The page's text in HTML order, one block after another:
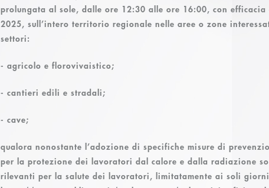
prolungata al sole, dalle ore 12:30 alle ore 16:00, con efficacia
2025, sull’intero territorio regionale nelle aree o zone
settori:
- agricolo e florovivaistico;
- cantieri edili e stradali;
- cave;
qualora nonostante l’adozione di specifiche misure di
per la protezione dei lavoratori dal calore e dalla radiazione
rilevanti per la salute dei lavoratori, limitatamente ai soli